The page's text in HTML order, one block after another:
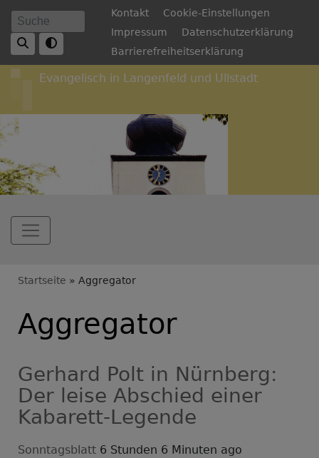
Direkt
zum
Inhalt
Suche Fußbereichsmenü
Kontakt
Cookie-Einstellungen
Impressum
Datenschutzerklärung
Barrierefreiheitserklärung
Evangelisch in Langenfeld und Ullstadt
Hauptnavigation
Breadcrumb
Startseite Aggregator
Aggregator
Gerhard Polt in Nürnberg:
Der leise Abschied einer
Kabarett-Legende
Sonntagsblatt 6 Stunden 6 Minuten ago